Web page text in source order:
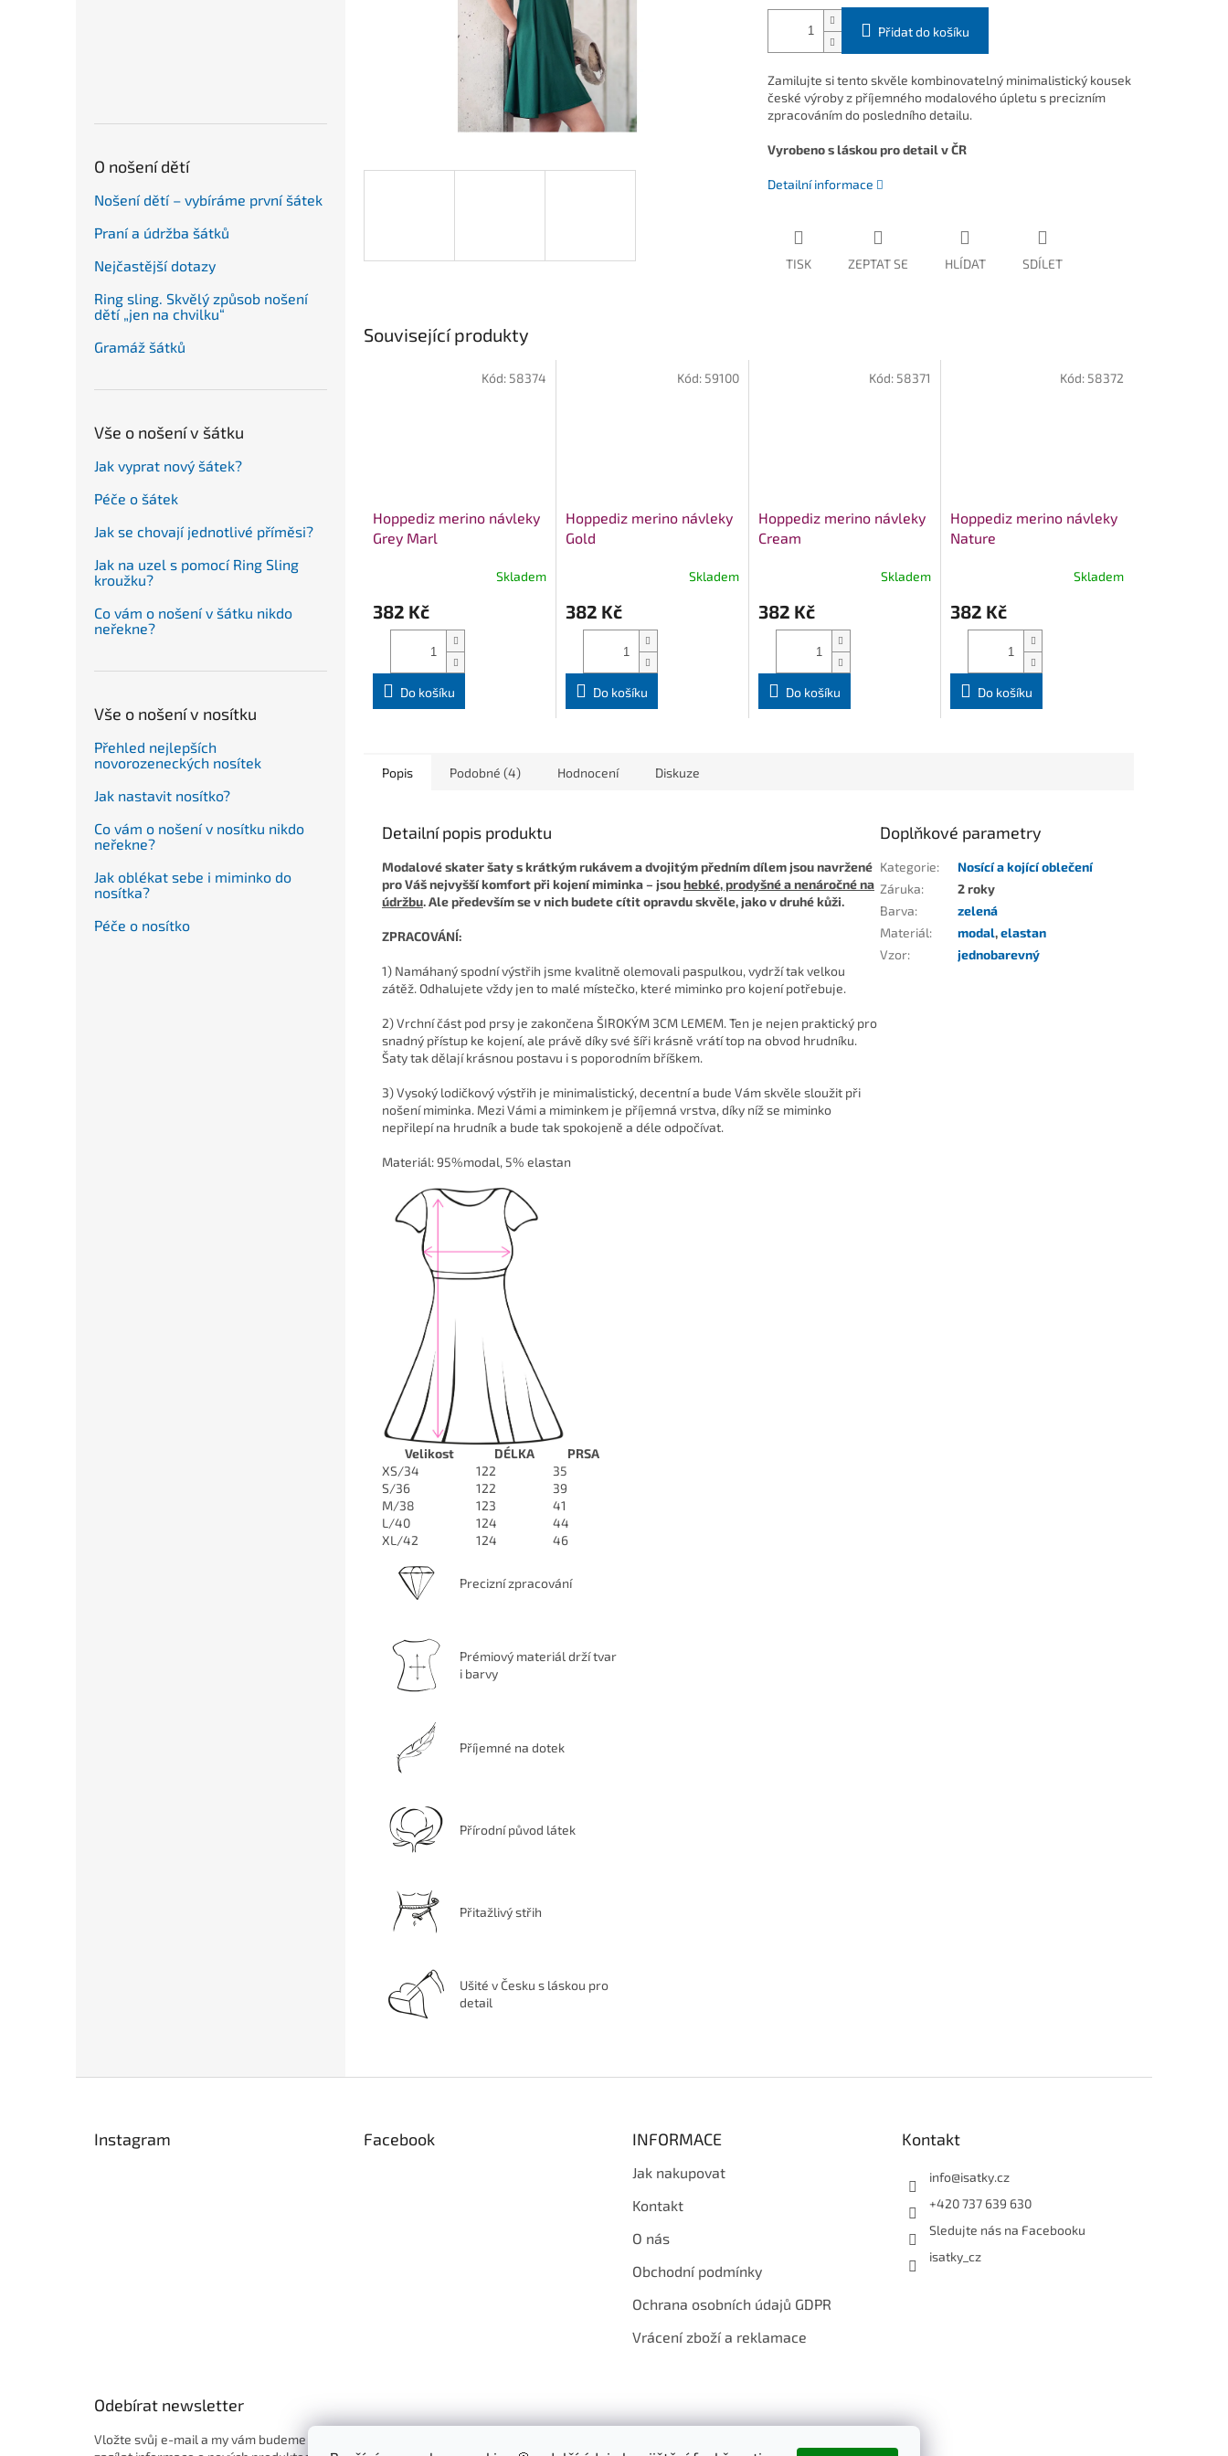
O nošení dětí
Nošení dětí – vybíráme první šátek
Praní a údržba šátků
Nejčastější dotazy
Ring sling. Skvělý způsob nošení
dětí „jen na chvilku“
Gramáž šátků
Vše o nošení v šátku
Jak vyprat nový šátek?
Péče o šátek
Jak se chovají jednotlivé příměsi?
Jak na uzel s pomocí Ring Sling
kroužku?
Co vám o nošení v šátku nikdo
neřekne?
Vše o nošení v nosítku
Přehled nejlepších
novorozeneckých nosítek
Jak nastavit nosítko?
Co vám o nošení v nosítku nikdo
neřekne?
Jak oblékat sebe i miminko do
nosítka?
Péče o nosítko
Přidat do košíku
Zamilujte si tento skvěle kombinovatelný minimalistický kousek
české výroby z příjemného modalového úpletu s precizním
zpracováním do posledního detailu.
Vyrobeno s láskou pro detail v ČR
Detailní informace
TISK ZEPTAT SE HLÍDAT SDÍLET
Související produkty
Hoppediz merino návleky
Grey Marl
Skladem
382 Kč
Do košíku
Kód: 58374
Hoppediz merino návleky
Gold
Skladem
382 Kč
Do košíku
Kód: 59100
Hoppediz merino návleky
Cream
Skladem
382 Kč
Do košíku
Kód: 58371
Hoppediz merino návleky
Nature
Skladem
382 Kč
Do košíku
Kód: 58372
Popis Podobné (4) Hodnocení Diskuze
Detailní popis produktu
Modalové skater šaty s krátkým rukávem a dvojitým předním dílem jsou navržené
pro Váš nejvyšší komfort při kojení miminka – jsouhebké, prodyšné a nenáročné na
údržbu. Ale především se v nich budete cítit opravdu skvěle, jako v druhé kůži.
ZPRACOVÁNÍ:
1) Namáhaný spodní výstřih jsme kvalitně olemovali paspulkou, vydrží tak velkou
zátěž. Odhalujete vždy jen to malé místečko, které miminko pro kojení potřebuje.
2) Vrchní část pod prsy je zakončena ŠIROKÝM 3CM LEMEM. Ten je nejen praktický pro
snadný přístup ke kojení, ale právě díky své šíři krásně vrátí top na obvod hrudníku.
Šaty tak dělají krásnou postavu i s poporodním bříškem.
3) Vysoký lodičkový výstřih je minimalistický, decentní a bude Vám skvěle sloužit při
nošení miminka. Mezi Vámi a miminkem je příjemná vrstva, díky níž se miminko
nepřilepí na hrudník a bude tak spokojeně a déle odpočívat.
Materiál: 95%modal, 5% elastan
Velikost DÉLKA
PRSA
XS/34
122
35
S/36
122
39
M/38
123
41
L/40
124
44
XL/42
124 46
Precizní zpracování
Prémiový materiál drží tvar
i barvy
Příjemné na dotek
Přírodní původ látek
Přitažlivý střih
Ušité v Česku s láskou pro
detail
Doplňkové parametry
Kategorie:
Nosící a kojící oblečení
Záruka:
2 roky
Barva:
zelená
Materiál: modal,elastan
Vzor: jednobarevný
Instagram Facebook INFORMACE
Jak nakupovat
Kontakt
O nás
Obchodní podmínky
Ochrana osobních údajů GDPR
Vrácení zboží a reklamace
Kontakt
info@isatky.cz
+420 737 639 630
Sledujte nás na Facebooku
isatky_cz
Odebírat newsletter
Vložte svůj e-mail a my vám budeme